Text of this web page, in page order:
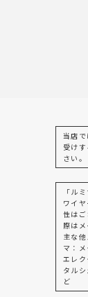
当店
受け
さい。
「ル
ワイ
性は
際は
主な
マ：
エレ
タル
ど